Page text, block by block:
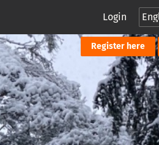
Login
Register here